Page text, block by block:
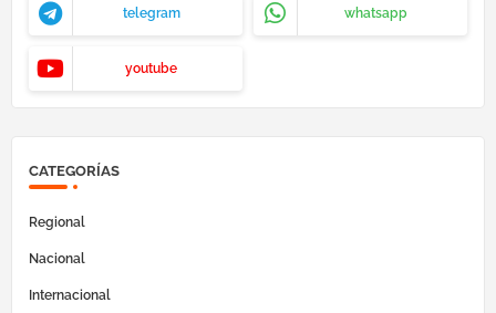
telegram whatsapp
youtube
CATEGORÍAS
Regional
Nacional
Internacional